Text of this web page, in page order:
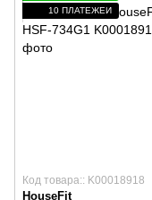
10 ПЛАТЕЖЕЙ
Код товара:: K00018918
HouseFit